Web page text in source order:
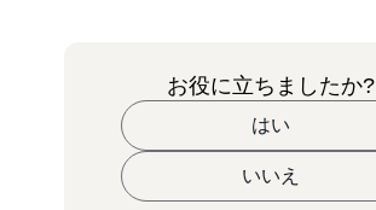
お役に立ちましたか?
はい
いいえ